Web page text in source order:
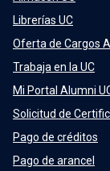
Librerías UC
Oferta de Cargos
Trabaja en la UC
Mi Portal Alumni
Solicitud de
Pago de créditos
Pago de arancel